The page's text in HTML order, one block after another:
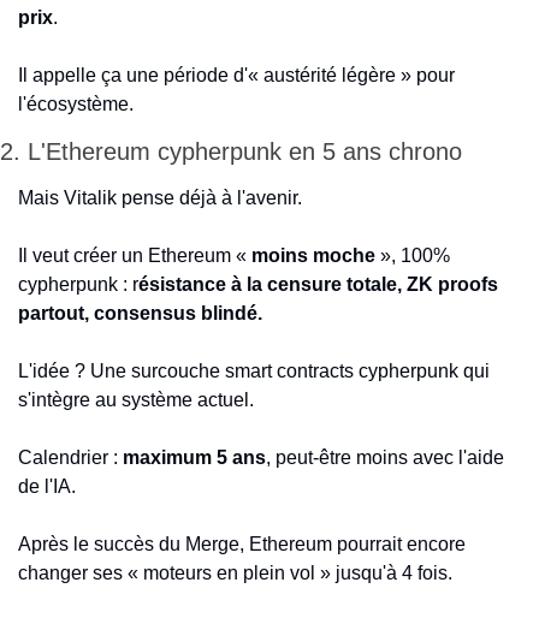
prix.
Il appelle ça une période d'« austérité légère » pour
l'écosystème.
2. L'Ethereum cypherpunk en 5 ans chrono
Mais Vitalik pense déjà à l'avenir.
Il veut créer un Ethereum « moins moche », 100%
cypherpunk : résistance à la censure totale, ZK proofs
partout, consensus blindé.
L'idée ? Une surcouche smart contracts cypherpunk qui
s'intègre au système actuel.
Calendrier : maximum 5 ans, peut-être moins avec l'aide
de l'IA.
Après le succès du Merge, Ethereum pourrait encore
changer ses « moteurs en plein vol » jusqu'à 4 fois.